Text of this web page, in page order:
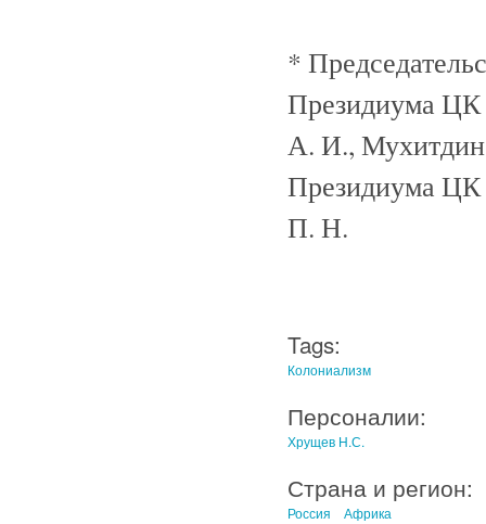
*
Президиума
А. И.,
Президиума
П. Н.
Tags:
Колониализм
Персоналии:
Хрущев Н.С.
Страна и регион:
Россия Африка